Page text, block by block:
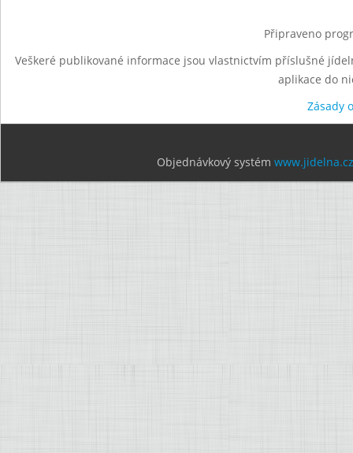
Připraveno
Veškeré publikované informace jsou vlastnictvím příslušné
aplikace do
Zásady
Objednávkový systém www.jidelna.cz